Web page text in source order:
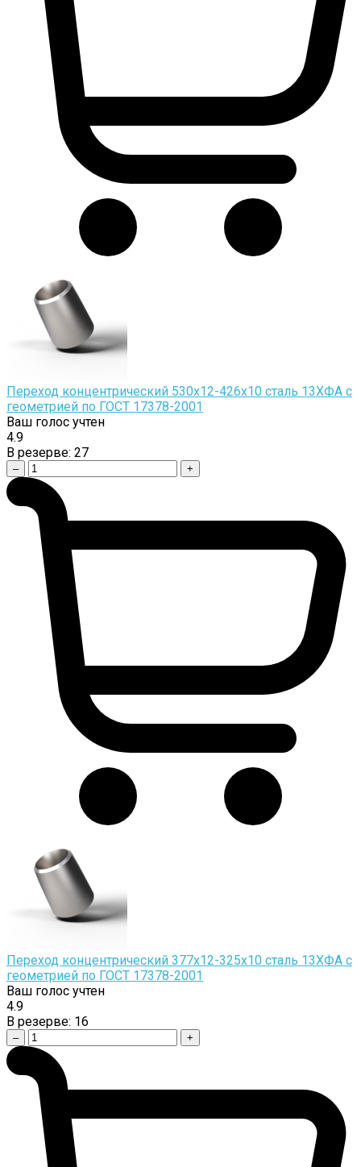
Переход концентрический 530х12-426х10 сталь 13ХФА с
геометрией по ГОСТ 17378-2001
Ваш голос учтен
4.9
В резерве: 27
– +
Переход концентрический 377х12-325х10 сталь 13ХФА с
геометрией по ГОСТ 17378-2001
Ваш голос учтен
4.9
В резерве: 16
– +